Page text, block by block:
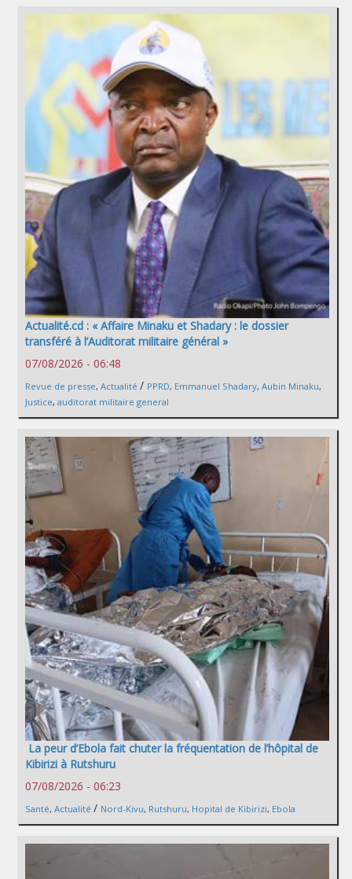
Actualité.cd : « Affaire Minaku et Shadary : le dossier
transféré à l’Auditorat militaire général »
07/08/2026 - 06:48
Revue de presse, Actualité / PPRD, Emmanuel Shadary, Aubin Minaku,
Justice, auditorat militaire general
La peur d’Ebola fait chuter la fréquentation de l’hôpital de
Kibirizi à Rutshuru
07/08/2026 - 06:23
Santé, Actualité / Nord-Kivu, Rutshuru, Hopital de Kibirizi, Ebola